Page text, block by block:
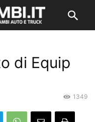
di Equip
1349